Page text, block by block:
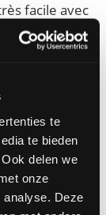
te
te bieden
delen we
onze
analyse. Deze
facile avec
fleurs qui
au bureau à
ça ...